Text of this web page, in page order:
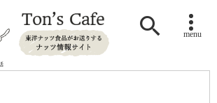
menu
